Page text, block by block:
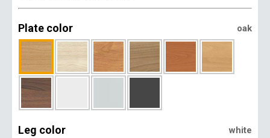
Plate color oak
Leg color white